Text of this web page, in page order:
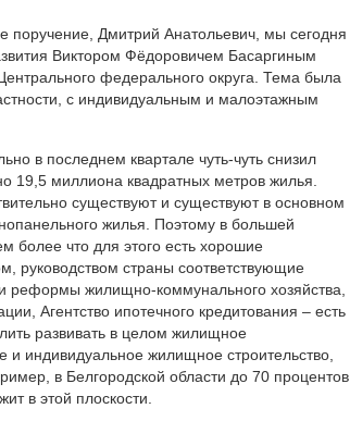
поручение, Дмитрий Анатольевич, мы сегодня
Виктором Фёдоровичем Басаргиным
федерального округа. Тема была
с индивидуальным и малоэтажным
в последнем квартале чуть-чуть снизил
миллиона квадратных метров жилья.
существуют и существуют в основном
жилья. Поэтому в большей
более что для этого есть хорошие
руководством страны соответствующие
реформы жилищно-коммунального хозяйства,
Агентство ипотечного кредитования – есть
развивать в целом жилищное
и индивидуальное жилищное строительство,
в Белгородской области до 70 процентов
в этой плоскости.